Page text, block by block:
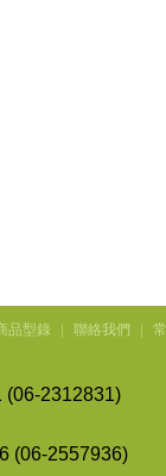
品型錄 聯絡我們
(06-2312831)
(06-2557936)